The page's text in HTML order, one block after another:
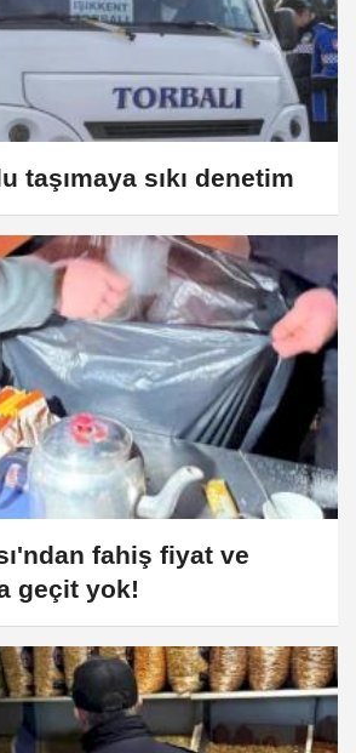
taşımaya sıkı denetim
fahiş fiyat ve
geçit yok!